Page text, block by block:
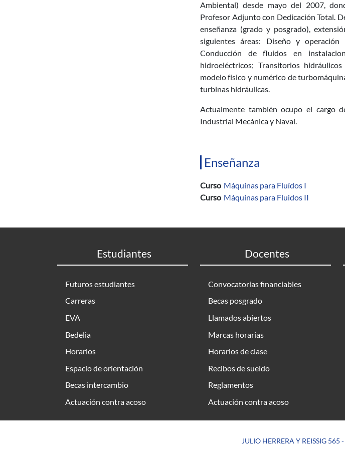
Ambiental) desde mayo del 2007,
Profesor Adjunto con Dedicación Total.
enseñanza (grado y posgrado),
siguientes áreas: Diseño y
Conducción de fluidos en
hidroeléctricos; Transitorios
modelo físico y numérico de
turbinas hidráulicas.
Actualmente también ocupo el cargo
Industrial Mecánica y Naval.
Enseñanza
Curso Máquinas para Fluídos I
Curso Máquinas para Fluidos II
Estudiantes
Futuros estudiantes
Carreras
EVA
Bedelia
Horarios
Espacio de orientación
Becas intercambio
Actuación contra acoso
Docentes
Convocatorias financiables
Becas posgrado
Llamados abiertos
Marcas horarias
Horarios de clase
Recibos de sueldo
Reglamentos
Actuación contra acoso
JULIO HERRERA Y REISSIG